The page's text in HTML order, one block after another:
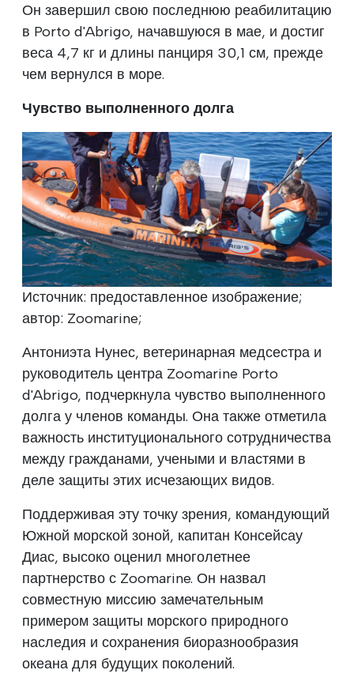
Он завершил свою последнюю реабилитацию
в Porto d'Abrigo, начавшуюся в мае, и достиг
веса 4,7 кг и длины панциря 30,1 см, прежде
чем вернулся в море.
Чувство выполненного долга
Источник: предоставленное изображение;
автор: Zoomarine;
Антониэта Нунес, ветеринарная медсестра и
руководитель центра Zoomarine Porto
d'Abrigo, подчеркнула чувство выполненного
долга у членов команды. Она также отметила
важность институционального сотрудничества
между гражданами, учеными и властями в
деле защиты этих исчезающих видов.
Поддерживая эту точку зрения, командующий
Южной морской зоной, капитан Консейсау
Диас, высоко оценил многолетнее
партнерство с Zoomarine. Он назвал
совместную миссию замечательным
примером защиты морского природного
наследия и сохранения биоразнообразия
океана для будущих поколений.